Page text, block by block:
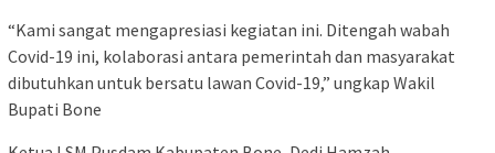
“Kami sangat mengapresiasi kegiatan ini. Ditengah wabah
Covid-19 ini, kolaborasi antara pemerintah dan masyarakat
dibutuhkan untuk bersatu lawan Covid-19,” ungkap Wakil
Bupati Bone